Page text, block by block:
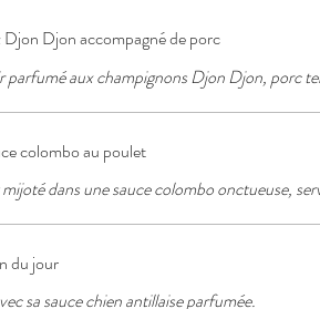
Djon Djon accompagné de porc
parfumé aux champignons Djon Djon, porc
colombo au poulet
dans une sauce colombo onctueuse,
du jour
sa sauce chien antillaise parfumée.